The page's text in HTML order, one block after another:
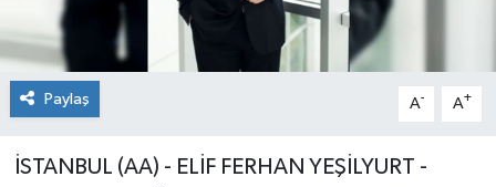
Paylaş A- A+
İSTANBUL (AA) - ELİF FERHAN YEŞİLYURT -